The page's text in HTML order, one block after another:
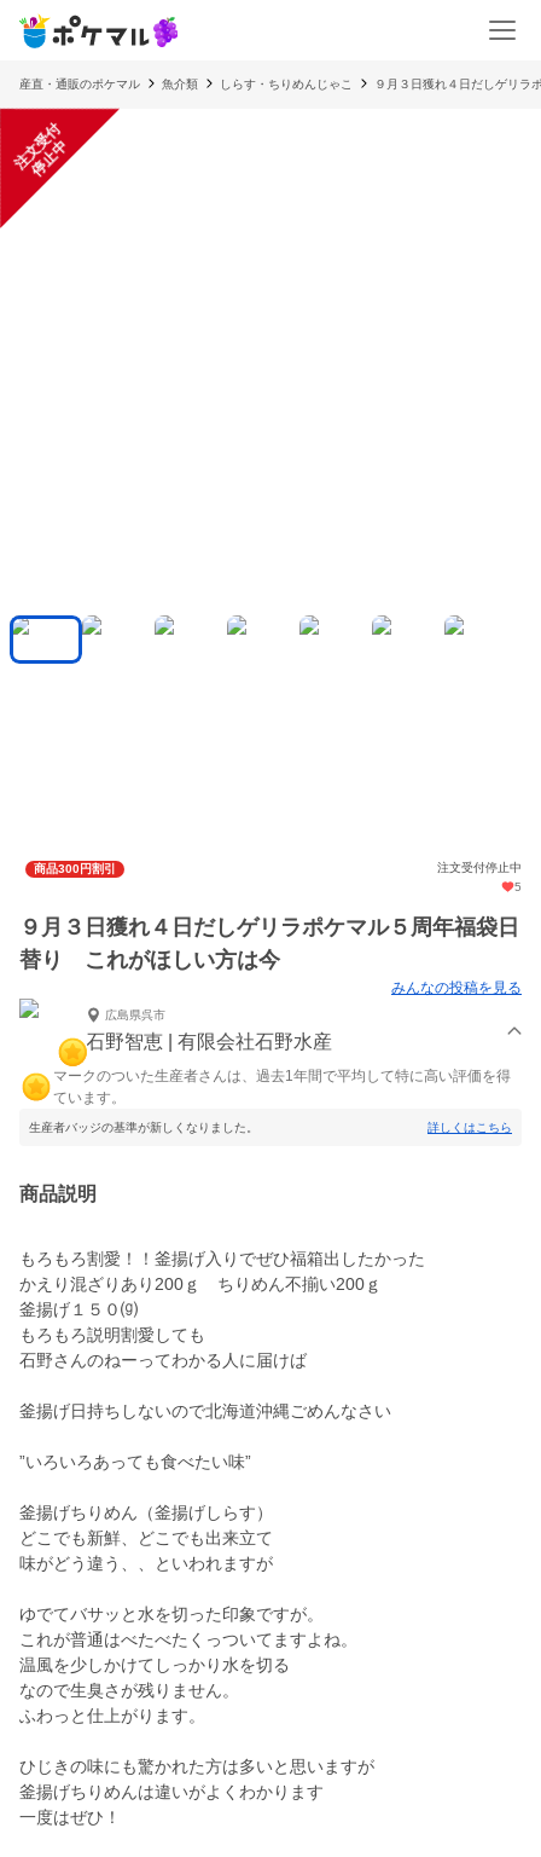
産直・通販のポケマル 魚介類 しらす・ちりめんじゃこ ９月３日獲れ４日だしゲリ
注
文
受
付
停
止
中
商品300円割引
注文受付停止中
5
９月３日獲れ４日だしゲリラポケマル５周年福袋日
替り これがほしい方は今
みんなの投稿を見る
広島県呉市
石野智恵 | 有限会社石野水産
マークのついた生産者さんは、過去1年間で平均して特に高い評価を得
ています。
生産者バッジの基準が新しくなりました。 詳しくはこちら
商品説明
もろもろ割愛！！釜揚げ入りでぜひ福箱出したかった
かえり混ざりあり200ｇ ちりめん不揃い200ｇ
釜揚げ１５０⒢
もろもろ説明割愛しても
石野さんのねーってわかる人に届けば
釜揚げ日持ちしないので北海道沖縄ごめんなさい
”いろいろあっても食べたい味”
釜揚げちりめん（釜揚げしらす）
どこでも新鮮、どこでも出来立て
味がどう違う、、といわれますが
ゆでてバサッと水を切った印象ですが。
これが普通はべたべたくっついてますよね。
温風を少しかけてしっかり水を切る
なので生臭さが残りません。
ふわっと仕上がります。
ひじきの味にも驚かれた方は多いと思いますが
釜揚げちりめんは違いがよくわかります
一度はぜひ！